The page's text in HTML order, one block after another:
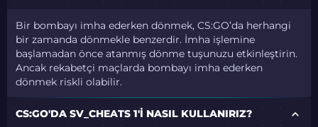
Bir bombayı imha ederken dönmek, CS:GO’da herhangi
bir zamanda dönmekle benzerdir. İmha işlemine
başlamadan önce atanmış dönme tuşunuzu etkinleştirin.
Ancak rekabetçi maçlarda bombayı imha ederken
dönmek riskli olabilir.
CS:GO'DA SV_CHEATS 1'I NASIL KULLANIRIZ?